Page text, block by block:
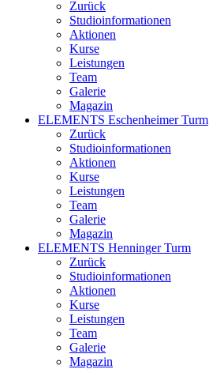
Zurück
Studioinformationen
Aktionen
Kurse
Leistungen
Team
Galerie
Magazin
ELEMENTS Eschenheimer Turm
Zurück
Studioinformationen
Aktionen
Kurse
Leistungen
Team
Galerie
Magazin
ELEMENTS Henninger Turm
Zurück
Studioinformationen
Aktionen
Kurse
Leistungen
Team
Galerie
Magazin